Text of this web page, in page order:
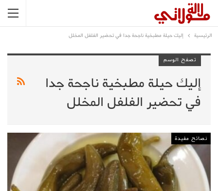
الرئيسية إليك حيلة مطبخية ناجحة جدا في تحضير الفلفل المخلل
تصفح الوسم
إليك حيلة مطبخية ناجحة جدا
في تحضير الفلفل المخلل
نصائح مفيدة